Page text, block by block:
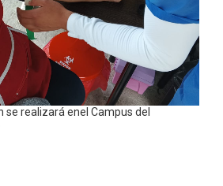
se realizará enel Campus del